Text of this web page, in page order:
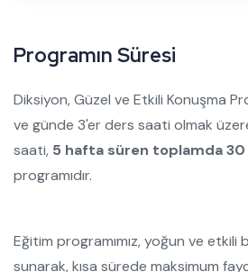
Programın Süresi
Diksiyon, Güzel ve Etkili Konuşma
ve günde 3'er ders saati olmak
saati, 5 hafta süren toplamda
programıdır.
Eğitim programımız, yoğun ve etkili
sunarak, kısa sürede maksimum